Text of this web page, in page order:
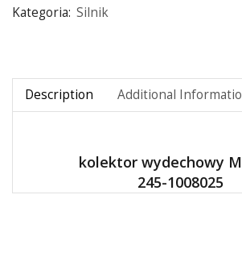
Kategoria: Silnik
Description Additional
kolektor wydechowy
245-1008025